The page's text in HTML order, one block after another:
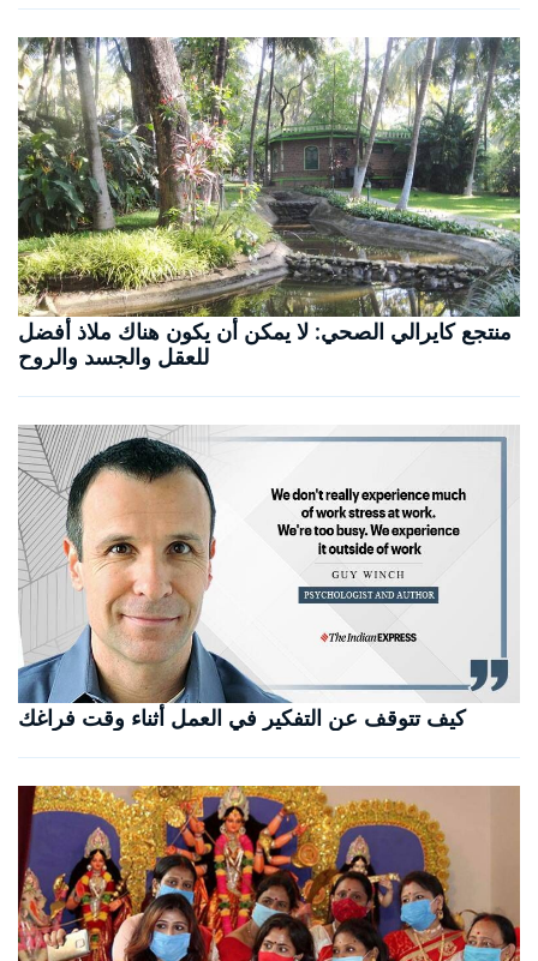
منتجع كايرالي الصحي: لا يمكن أن يكون هناك ملاذ أفضل
للعقل والجسد والروح
كيف تتوقف عن التفكير في العمل أثناء وقت فراغك